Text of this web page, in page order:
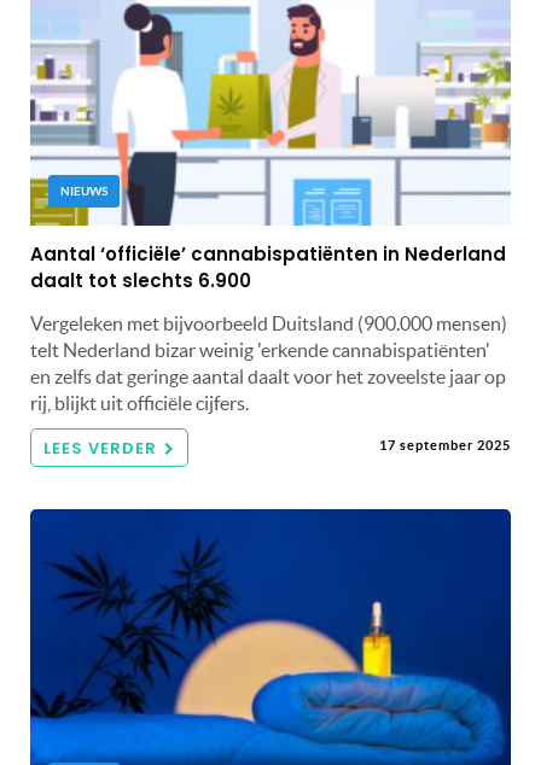
NIEUWS
Aantal ‘officiële’ cannabispatiënten in Nederland
daalt tot slechts 6.900
Vergeleken met bijvoorbeeld Duitsland (900.000 mensen)
telt Nederland bizar weinig 'erkende cannabispatiënten'
en zelfs dat geringe aantal daalt voor het zoveelste jaar op
rij, blijkt uit officiële cijfers.
LEES VERDER 17 september 2025